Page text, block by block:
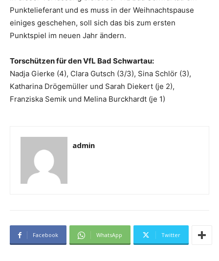
Punktelieferant und es muss in der Weihnachtspause
einiges geschehen, soll sich das bis zum ersten
Punktspiel im neuen Jahr ändern.
Torschützen für den VfL Bad Schwartau:
Nadja Gierke (4), Clara Gutsch (3/3), Sina Schlör (3),
Katharina Drögemüller und Sarah Diekert (je 2),
Franziska Semik und Melina Burckhardt (je 1)
admin
Facebook WhatsApp Twitter